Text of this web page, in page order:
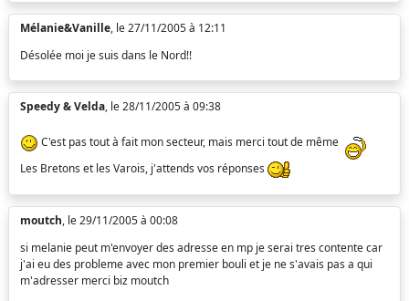
Mélanie&Vanille, le 27/11/2005 à 12:11
Désolée moi je suis dans le Nord!!
Speedy & Velda, le 28/11/2005 à 09:38
C'est pas tout à fait mon secteur, mais merci tout de même
Les Bretons et les Varois, j'attends vos réponses
moutch, le 29/11/2005 à 00:08
si melanie peut m'envoyer des adresse en mp je serai tres contente car
j'ai eu des probleme avec mon premier bouli et je ne s'avais pas a qui
m'adresser merci biz moutch